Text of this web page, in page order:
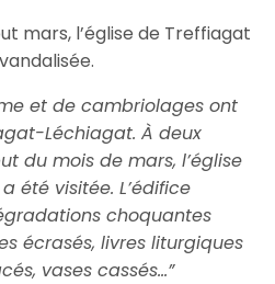
mars, l’église de Treffiagat
et de cambriolages ont
Léchiagat. À deux
du mois de mars, l’église
été visitée. L’édifice
choquantes
écrasés, livres liturgiques
vases cassés…”